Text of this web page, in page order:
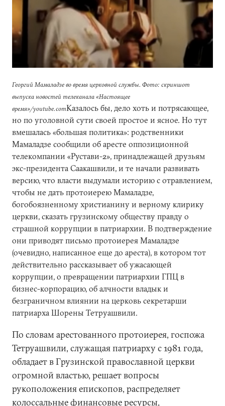
Георгий Мамаладзе во время церковной службы. Фото: скриншот
выпуска новостей телеканала «Настоящее
время»/youtube.comКазалось бы, дело хоть и потрясающее,
но по уголовной сути своей простое и ясное. Но тут
вмешалась «большая политика»: родственники
Мамаладзе сообщили об аресте оппозиционной
телекомпании «Рустави-2», принадлежащей друзьям
экс-президента Саакашвили, и те начали развивать
версию, что власти выдумали историю с отравлением,
чтобы не дать протоиерею Мамаладзе,
богобоязненному христианину и верному клирику
церкви, сказать грузинскому обществу правду о
страшной коррупции в патриархии. В подтверждение
они приводят письмо протоиерея Мамаладзе
(очевидно, написанное еще до ареста), в котором тот
действительно рассказывает об ужасающей
коррупции, о превращении патриархии ГПЦ в
бизнес-корпорацию, об алчности владык и
безграничном влиянии на церковь секретарши
патриарха Шорены Тетруашвили.
По словам арестованного протоиерея, госпожа
Тетруашвили, служащая патриарху с 1981 года,
обладает в Грузинской православной церкви
огромной властью, решает вопросы
рукоположения епископов, распределяет
колоссальные финансовые ресурсы,